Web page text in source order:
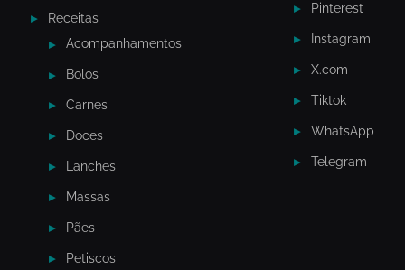
Receitas
Acompanhamentos
Bolos
Carnes
Doces
Lanches
Massas
Pães
Petiscos
Pinterest
Instagram
X.com
Tiktok
WhatsApp
Telegram